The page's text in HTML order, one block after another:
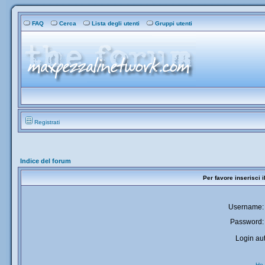
FAQ Cerca Lista degli utenti Gruppi utenti
Registrati
Indice del forum
Per favore inserisci
Username:
Password:
Login